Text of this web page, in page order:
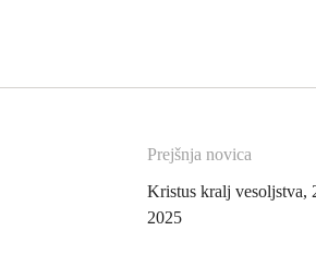
Prejšnja novica
Kristus kralj vesoljstva,
2025